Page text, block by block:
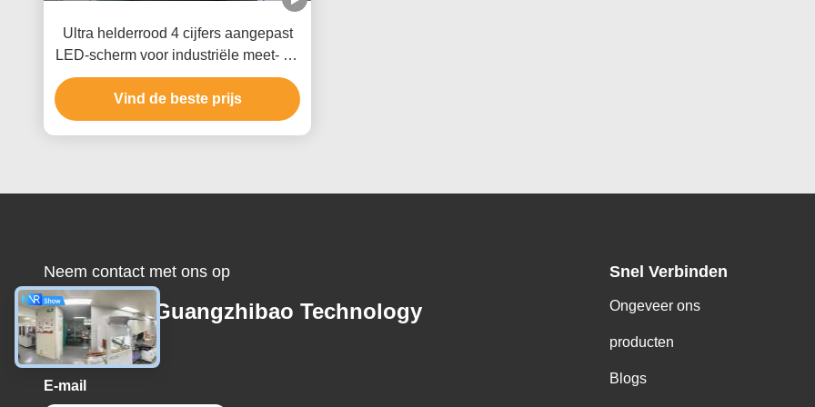
Ultra helderrood 4 cijfers aangepast
LED-scherm voor industriële meet- en
digitale apparaten
Vind de beste prijs
Neem contact met ons op
Shenzhen Guangzhibao Technology
Co., Ltd.
E-mail
Snel Verbinden
Ongeveer ons
producten
Blogs